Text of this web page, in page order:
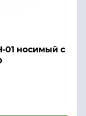
01 носимый с